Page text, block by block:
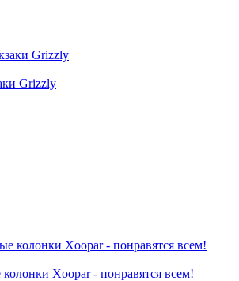
Grizzly
Xoopar - понравятся всем!